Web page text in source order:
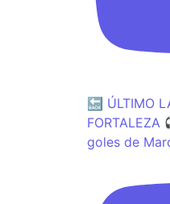
🔙 ÚLTIMO
goles de